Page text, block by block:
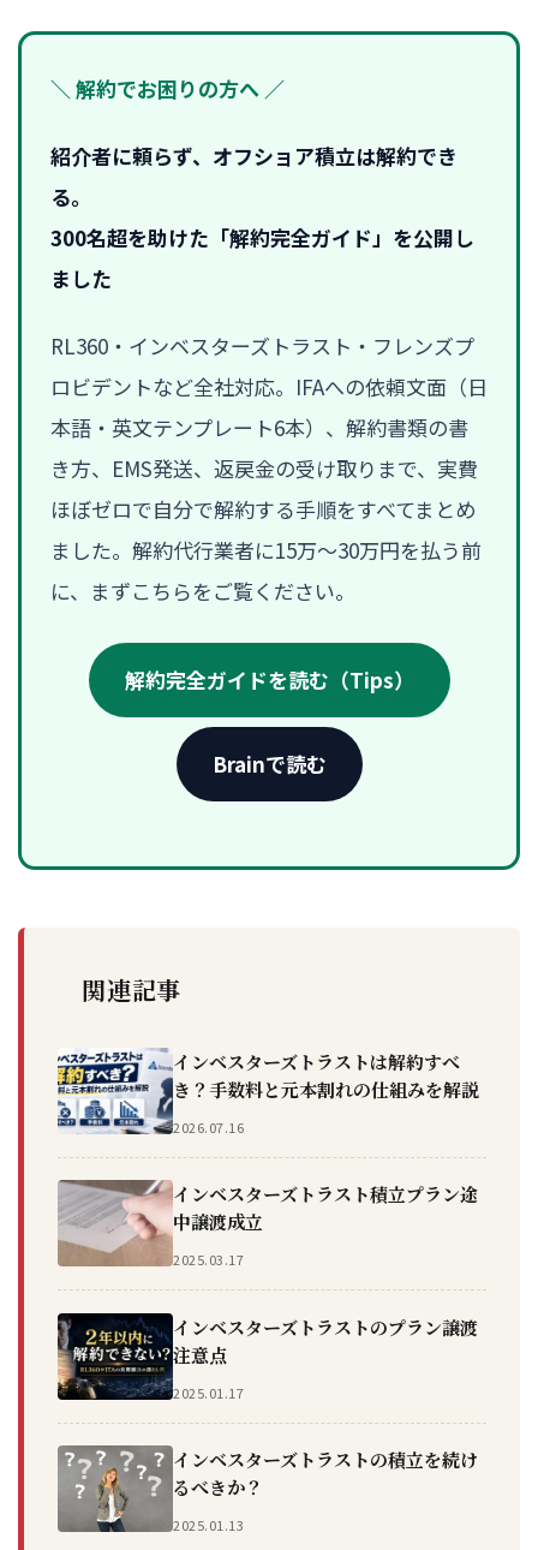
＼ 解約でお困りの方へ ／
紹介者に頼らず、オフショア積立は解約でき
る。
300名超を助けた「解約完全ガイド」を公開し
ました
RL360・インベスターズトラスト・フレンズプ
ロビデントなど全社対応。IFAへの依頼文面（日
本語・英文テンプレート6本）、解約書類の書
き方、EMS発送、返戻金の受け取りまで、実費
ほぼゼロで自分で解約する手順をすべてまとめ
ました。解約代行業者に15万〜30万円を払う前
に、まずこちらをご覧ください。
解約完全ガイドを読む（Tips）
Brainで読む
関連記事
インベスターズトラストは解約すべ
き？手数料と元本割れの仕組みを解説
2026.07.16
インベスターズトラスト積立プラン途
中譲渡成立
2025.03.17
インベスターズトラストのプラン譲渡
注意点
2025.01.17
インベスターズトラストの積立を続け
るべきか？
2025.01.13